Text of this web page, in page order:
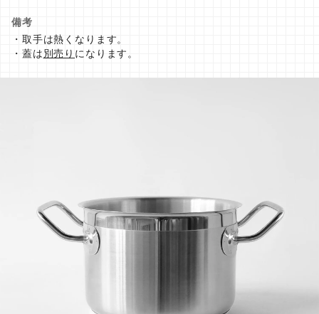
備考
・取手は熱くなります。
・蓋は別売り になります。